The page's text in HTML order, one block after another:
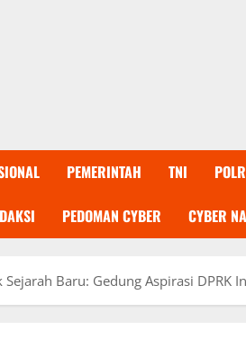
PEMERINTAH TNI
PEDOMAN CYBER CYBER
Sejarah Baru: Gedung Aspirasi DPRK